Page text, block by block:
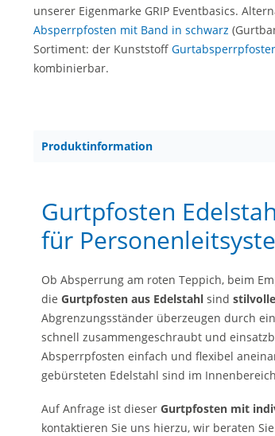
unserer Eigenmarke GRIP Eventbasics.
Absperrpfosten mit Band in schwarz
Sortiment: der Kunststoff
kombinierbar.
Produktinformation
Gurtpfosten
für
Ob Absperrung am roten Teppich, beim
die Gurtpfosten aus Edelstahl sind
Abgrenzungsständer überzeugen durch
schnell zusammengeschraubt und
Absperrpfosten einfach und flexibel
gebürsteten Edelstahl sind im
Auf Anfrage ist dieser Gurtpfosten mit
kontaktieren Sie uns hierzu, wir beraten